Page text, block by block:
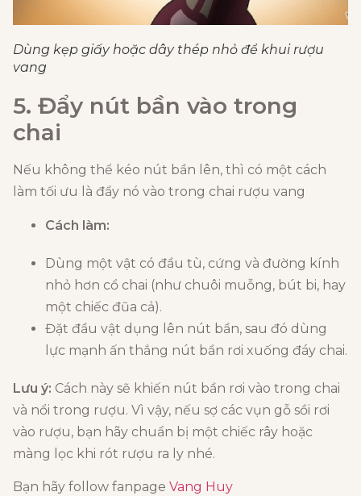
Dùng kẹp giấy hoặc dây thép nhỏ để khui rượu
vang
5. Đẩy nút bần vào trong
chai
Nếu không thể kéo nút bần lên, thì có một cách
làm tối ưu là đẩy nó vào trong chai rượu vang
Cách làm:
Dùng một vật có đầu tù, cứng và đường kính
nhỏ hơn cổ chai (như chuôi muỗng, bút bi, hay
một chiếc đũa cả).
Đặt đầu vật dụng lên nút bần, sau đó dùng
lực mạnh ấn thẳng nút bần rơi xuống đáy chai.
Lưu ý: Cách này sẽ khiến nút bần rơi vào trong chai
và nổi trong rượu. Vì vậy, nếu sợ các vụn gỗ sồi rơi
vào rượu, bạn hãy chuẩn bị một chiếc rây hoặc
màng lọc khi rót rượu ra ly nhé.
Bạn hãy follow fanpage Vang Huy